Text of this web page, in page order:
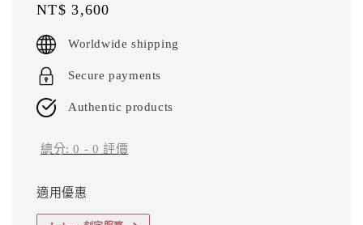
Regular
price
NT$ 3,600
Worldwide shipping
Secure payments
Authentic products
總分:0 - 0 評價
適用優惠